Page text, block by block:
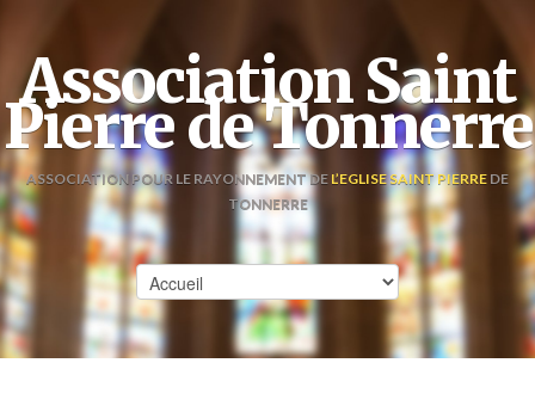
Association Saint
Pierre de Tonnerre
ASSOCIATION POUR LE RAYONNEMENT DE L’EGLISE SAINT PIERRE DE
TONNERRE